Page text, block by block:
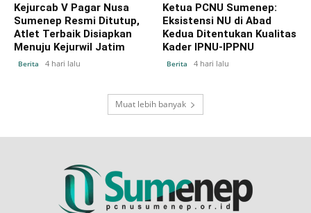
Kejurcab V Pagar Nusa
Sumenep Resmi Ditutup,
Atlet Terbaik Disiapkan
Menuju Kejurwil Jatim
Berita 4 hari lalu
Ketua PCNU Sumenep:
Eksistensi NU di Abad
Kedua Ditentukan Kualitas
Kader IPNU-IPPNU
Berita 4 hari lalu
Muat lebih banyak